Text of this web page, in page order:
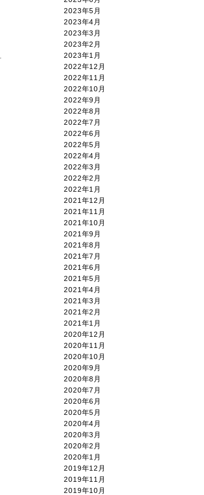
2023年5月
2023年4月
2023年3月
2023年2月
2023年1月
2022年12月
2022年11月
2022年10月
2022年9月
2022年8月
2022年7月
2022年6月
2022年5月
2022年4月
2022年3月
2022年2月
2022年1月
2021年12月
2021年11月
2021年10月
2021年9月
2021年8月
2021年7月
2021年6月
2021年5月
2021年4月
2021年3月
2021年2月
2021年1月
2020年12月
2020年11月
2020年10月
2020年9月
2020年8月
2020年7月
2020年6月
2020年5月
2020年4月
2020年3月
2020年2月
2020年1月
2019年12月
2019年11月
2019年10月